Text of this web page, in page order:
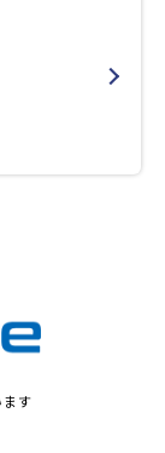
す